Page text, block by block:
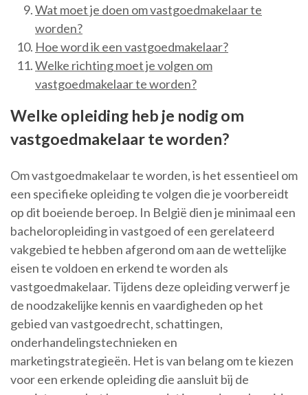
Wat moet je doen om vastgoedmakelaar te
worden?
Hoe word ik een vastgoedmakelaar?
Welke richting moet je volgen om
vastgoedmakelaar te worden?
Welke opleiding heb je nodig om
vastgoedmakelaar te worden?
Om vastgoedmakelaar te worden, is het essentieel om
een specifieke opleiding te volgen die je voorbereidt
op dit boeiende beroep. In België dien je minimaal een
bacheloropleiding in vastgoed of een gerelateerd
vakgebied te hebben afgerond om aan de wettelijke
eisen te voldoen en erkend te worden als
vastgoedmakelaar. Tijdens deze opleiding verwerf je
de noodzakelijke kennis en vaardigheden op het
gebied van vastgoedrecht, schattingen,
onderhandelingstechnieken en
marketingstrategieën. Het is van belang om te kiezen
voor een erkende opleiding die aansluit bij de